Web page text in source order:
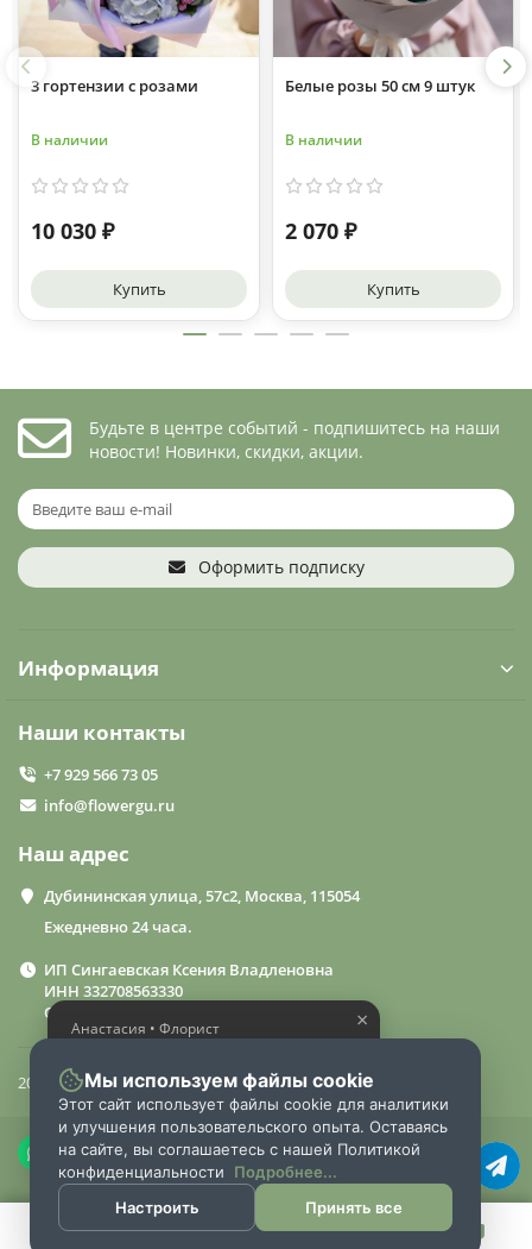
3 гортензии с розами
В наличии
10 030 ₽
Купить
Белые розы 50 см 9 штук
В наличии
2 070 ₽
Купить
Будьте в центре событий - подпишитесь на наши
новости! Новинки, скидки, акции.
Оформить подписку
Информация
Наши контакты
+7 929 566 73 05
info@flowergu.ru
Наш адрес
Дубининская улица, 57с2, Москва, 115054
Ежедневно 24 часа.
ИП Сингаевская Ксения Владленовна
ИНН 332708563330
ОГРН 310332714600015
2024 «FlowerGuru»
×
Анастасия • Флорист
букет
Мы используем файлы cookie
Этот сайт использует файлы cookie для аналитики
и улучшения пользовательского опыта. Оставаясь
на сайте, вы соглашаетесь с нашей Политикой
конфиденциальности
Подробнее...
Настроить
Принять все